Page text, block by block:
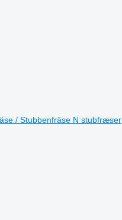
/ Stubbenfräse N stubfræser